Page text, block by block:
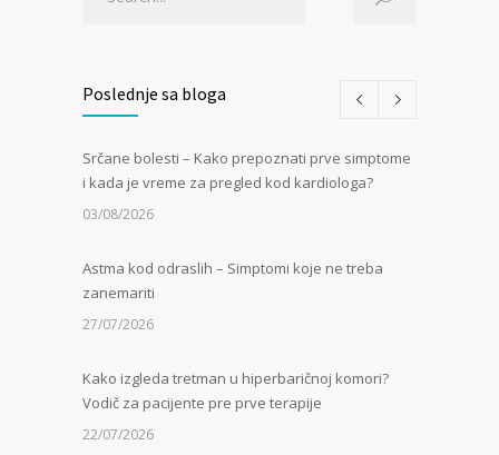
Poslednje sa bloga
Srčane bolesti – Kako prepoznati prve simptome
i kada je vreme za pregled kod kardiologa?
03/08/2026
Astma kod odraslih – Simptomi koje ne treba
zanemariti
27/07/2026
Kako izgleda tretman u hiperbaričnoj komori?
Vodič za pacijente pre prve terapije
22/07/2026